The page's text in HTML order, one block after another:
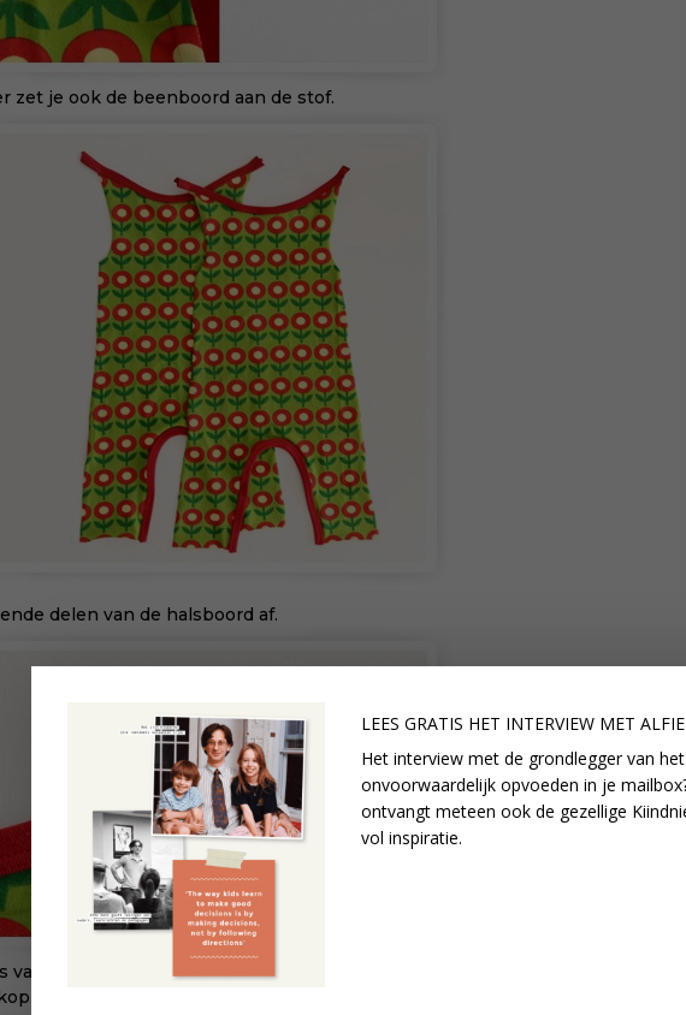
zet je ook de beenboord aan de stof.
delen van de halsboord af.
van het voor- en achterpand aan elkaar. Zorg ervoor dat de
van de schouder bij elkaar zit.
LEES GRATIS HET INTERVIEW MET
Het interview met de grondlegger van het
onvoorwaardelijk opvoeden in je
ontvangt meteen ook de gezellige
vol inspiratie.